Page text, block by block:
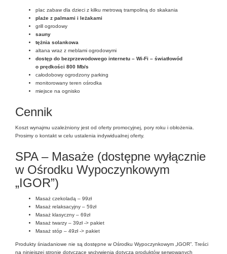
plac zabaw dla dzieci z kilku metrową trampoliną do skakania
plaże z palmami i leżakami
grill ogrodowy
sauny
tężnia solankowa
altana wraz z meblami ogrodowymi
dostęp do bezprzewodowego internetu – Wi-Fi – światłowód
o prędkości 800 Mb/s
całodobowy ogrodzony parking
monitorowany teren ośrodka
miejsce na ognisko
Cennik
Koszt wynajmu uzależniony jest od oferty promocyjnej, pory roku i obłożenia.
Prosimy o kontakt w celu ustalenia indywidualnej oferty.
SPA – Masaże (dostępne wyłącznie
w Ośrodku Wypoczynkowym
„IGOR”)
Masaż czekoladą – 99zł
Masaż relaksacyjny – 59zł
Masaż klasyczny – 69zł
Masaż twarzy – 39zł -> pakiet
Masaż stóp – 49zł -> pakiet
Produkty śniadaniowe nie są dostępne w Ośrodku Wypoczynkowym „IGOR”. Treści
na niniejszej stronie dotyczące wyżywienia dotyczą produktów serwowanych